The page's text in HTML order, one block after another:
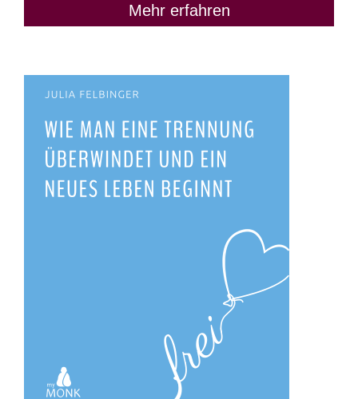
Mehr erfahren